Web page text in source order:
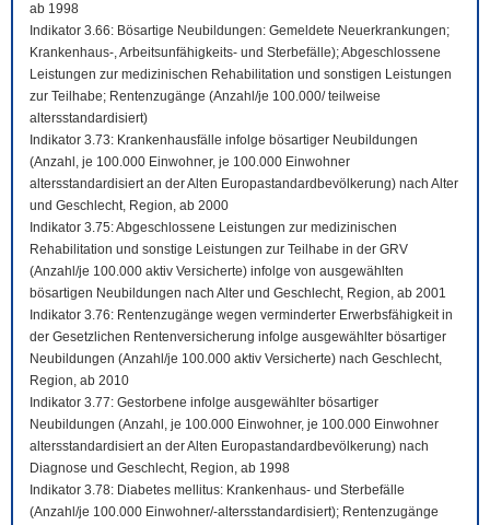
ab 1998
Indikator 3.66: Bösartige Neubildungen: Gemeldete Neuerkrankungen;
Krankenhaus-, Arbeitsunfähigkeits- und Sterbefälle); Abgeschlossene
Leistungen zur medizinischen Rehabilitation und sonstigen Leistungen
zur Teilhabe; Rentenzugänge (Anzahl/je 100.000/ teilweise
altersstandardisiert)
Indikator 3.73: Krankenhausfälle infolge bösartiger Neubildungen
(Anzahl, je 100.000 Einwohner, je 100.000 Einwohner
altersstandardisiert an der Alten Europastandardbevölkerung) nach Alter
und Geschlecht, Region, ab 2000
Indikator 3.75: Abgeschlossene Leistungen zur medizinischen
Rehabilitation und sonstige Leistungen zur Teilhabe in der GRV
(Anzahl/je 100.000 aktiv Versicherte) infolge von ausgewählten
bösartigen Neubildungen nach Alter und Geschlecht, Region, ab 2001
Indikator 3.76: Rentenzugänge wegen verminderter Erwerbsfähigkeit in
der Gesetzlichen Rentenversicherung infolge ausgewählter bösartiger
Neubildungen (Anzahl/je 100.000 aktiv Versicherte) nach Geschlecht,
Region, ab 2010
Indikator 3.77: Gestorbene infolge ausgewählter bösartiger
Neubildungen (Anzahl, je 100.000 Einwohner, je 100.000 Einwohner
altersstandardisiert an der Alten Europastandardbevölkerung) nach
Diagnose und Geschlecht, Region, ab 1998
Indikator 3.78: Diabetes mellitus: Krankenhaus- und Sterbefälle
(Anzahl/je 100.000 Einwohner/-altersstandardisiert); Rentenzugänge